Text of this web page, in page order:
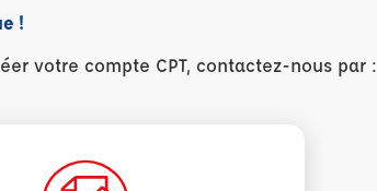
!
votre compte CPT, contactez-nous par :